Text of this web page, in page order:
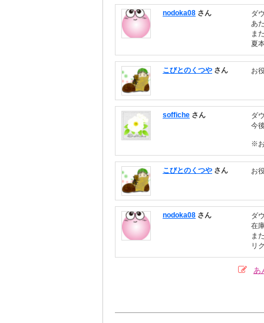
nodoka08 さん
ダ
あ
ま
夏
こびとのくつや さん お
soffiche さん
ダ
今
※
こびとのくつや さん お
nodoka08 さん
ダ
在
ま
リ
あ